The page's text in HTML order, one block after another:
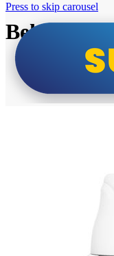
Beko i
Press to skip carousel